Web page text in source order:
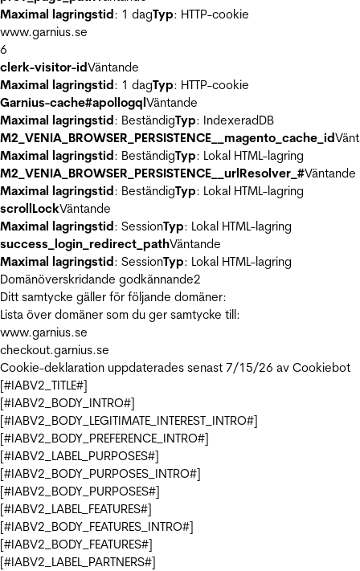
Maximal lagringstid: 1 dagTyp: HTTP-cookie
www.garnius.se
6
clerk-visitor-idVäntande
Maximal lagringstid: 1 dagTyp: HTTP-cookie
Garnius-cache#apollogqlVäntande
Maximal lagringstid: BeständigTyp: IndexeradDB
M2_VENIA_BROWSER_PERSISTENCE__magento_cache_id
Maximal lagringstid: BeständigTyp: Lokal HTML-lagring
M2_VENIA_BROWSER_PERSISTENCE__urlResolver_#Väntande
Maximal lagringstid: BeständigTyp: Lokal HTML-lagring
scrollLockVäntande
Maximal lagringstid: SessionTyp: Lokal HTML-lagring
success_login_redirect_pathVäntande
Maximal lagringstid: SessionTyp: Lokal HTML-lagring
Domänöverskridande godkännande2
Ditt samtycke gäller för följande domäner:
Lista över domäner som du ger samtycke till:
www.garnius.se
checkout.garnius.se
Cookie-deklaration uppdaterades senast 7/15/26 av Cookiebot
[#IABV2_TITLE#]
[#IABV2_BODY_INTRO#]
[#IABV2_BODY_LEGITIMATE_INTEREST_INTRO#]
[#IABV2_BODY_PREFERENCE_INTRO#]
[#IABV2_LABEL_PURPOSES#]
[#IABV2_BODY_PURPOSES_INTRO#]
[#IABV2_BODY_PURPOSES#]
[#IABV2_LABEL_FEATURES#]
[#IABV2_BODY_FEATURES_INTRO#]
[#IABV2_BODY_FEATURES#]
[#IABV2_LABEL_PARTNERS#]